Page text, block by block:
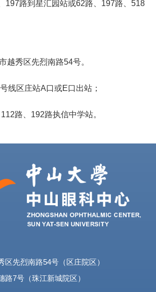
197路到星汇园站或62路、197路、518
越秀区先烈南路54号。
线区庄站A口或E口出站；
路、192路执信中学站。
区先烈南路54号（区庄院区）
路7号（珠江新城院区）